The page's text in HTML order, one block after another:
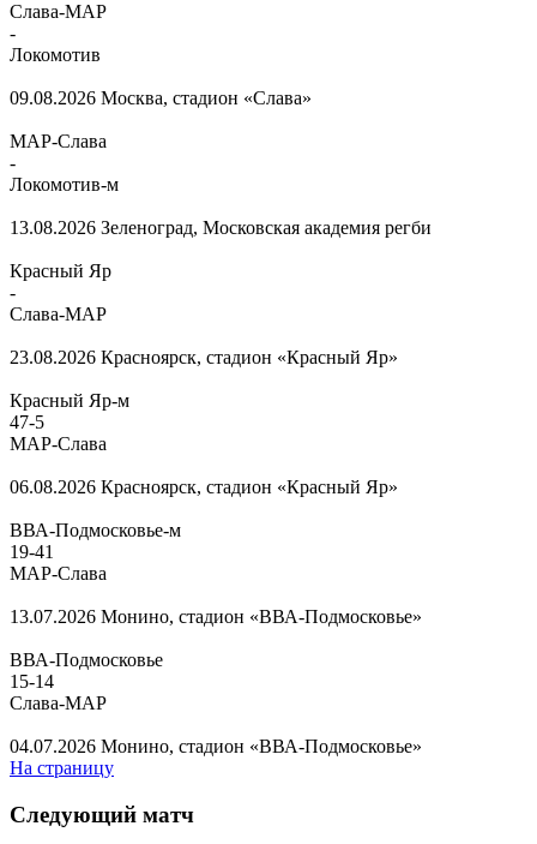
Слава-МАР
-
Локомотив
09.08.2026 Москва, стадион «Слава»
МАР-Слава
-
Локомотив-м
13.08.2026 Зеленоград, Московская академия регби
Красный Яр
-
Слава-МАР
23.08.2026 Красноярск, стадион «Красный Яр»
Красный Яр-м
47-5
МАР-Слава
06.08.2026 Красноярск, стадион «Красный Яр»
ВВА-Подмосковье-м
19-41
МАР-Слава
13.07.2026 Монино, стадион «ВВА-Подмосковье»
ВВА-Подмосковье
15-14
Слава-МАР
04.07.2026 Монино, стадион «ВВА-Подмосковье»
На страницу
Следующий матч